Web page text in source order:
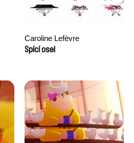
Caroline Lefèvre
Spící osel